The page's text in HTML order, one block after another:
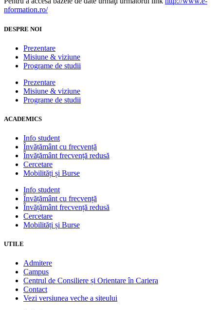
nformation.ro/
DESPRE NOI
Prezentare
Misiune & viziune
Programe de studii
Prezentare
Misiune & viziune
Programe de studii
ACADEMICS
Info student
Învățământ cu frecvență
Învățământ frecvență redusă
Cercetare
Mobilități și Burse
Info student
Învățământ cu frecvență
Învățământ frecvență redusă
Cercetare
Mobilități și Burse
UTILE
Admitere
Campus
Centrul de Consiliere și Orientare în Cariera
Contact
Vezi versiunea veche a siteului